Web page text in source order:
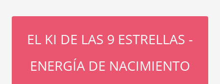
EL KI DE LAS 9 ESTRELLAS -
ENERGÍA DE NACIMIENTO